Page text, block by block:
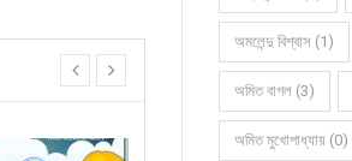
prev
অমলেন্দু বিশ্বাস (1)
অমিত বাগল (3)
অমিত মুখোপাধ্যায় (0)